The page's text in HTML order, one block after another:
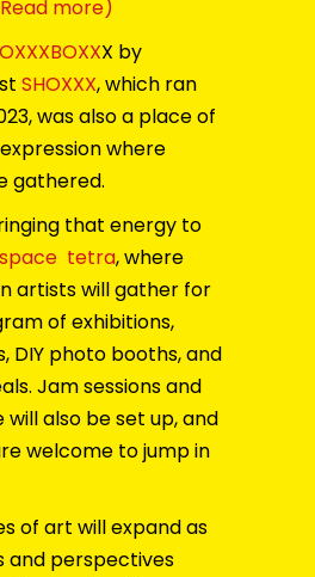
more)
X by
SHOXXX, which ran
was also a place of
where
gathered.
that energy to
tetra, where
artists will gather for
of exhibitions,
DIY photo booths, and
Jam sessions and
also be set up, and
welcome to jump in
of art will expand as
and perspectives